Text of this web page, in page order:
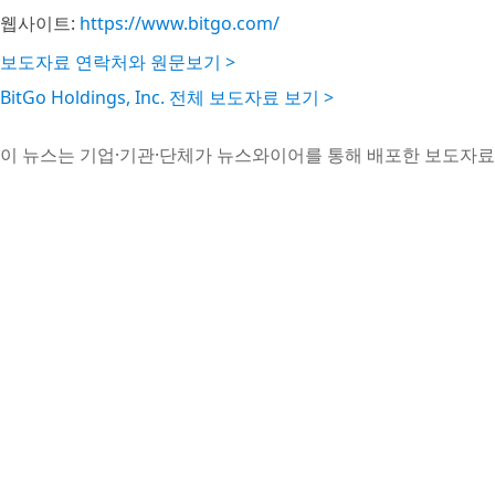
웹사이트: https://www.bitgo.com/
보도자료 연락처와 원문보기 >
BitGo Holdings, Inc. 전체 보도자료 보기 >
이 뉴스는 기업·기관·단체가 뉴스와이어를 통해 배포한 보도자